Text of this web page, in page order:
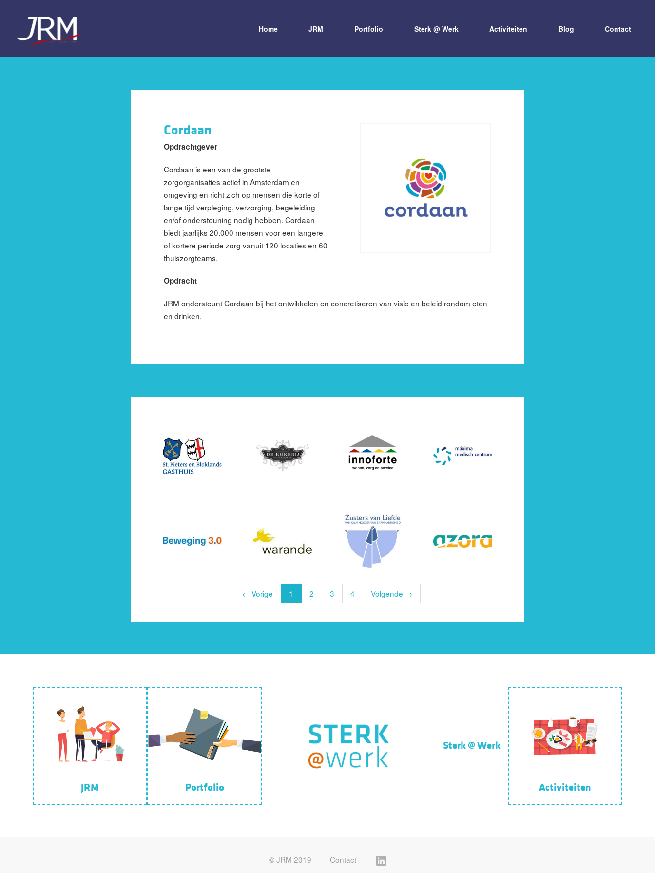
Home JRM Portfolio Sterk @ Werk Activiteiten Blog Contact
Cordaan
Opdrachtgever
Cordaan is een van de grootste
zorgorganisaties actief in Amsterdam en
omgeving en richt zich op mensen die korte of
lange tijd verpleging, verzorging, begeleiding
en/of ondersteuning nodig hebben. Cordaan
biedt jaarlijks 20.000 mensen voor een langere
of kortere periode zorg vanuit 120 locaties en 60
thuiszorgteams.
Opdracht
JRM ondersteunt Cordaan bij het ontwikkelen en concretiseren van visie en beleid rondom eten
en drinken.
← Vorige 1 2 3 4 Volgende →
JRM Portfolio
Sterk @ Werk
Activiteiten
© JRM 2019 Contact